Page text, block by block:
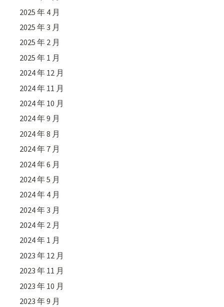
2025 年 4 月
2025 年 3 月
2025 年 2 月
2025 年 1 月
2024 年 12 月
2024 年 11 月
2024 年 10 月
2024 年 9 月
2024 年 8 月
2024 年 7 月
2024 年 6 月
2024 年 5 月
2024 年 4 月
2024 年 3 月
2024 年 2 月
2024 年 1 月
2023 年 12 月
2023 年 11 月
2023 年 10 月
2023 年 9 月